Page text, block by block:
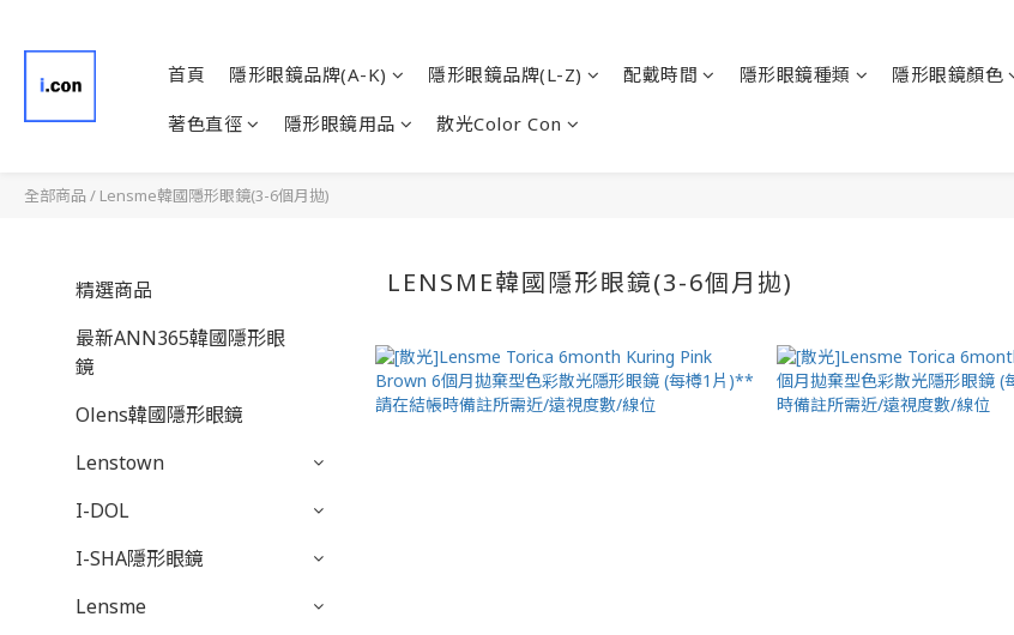
首頁 隱形眼鏡品牌(A-K) 隱形眼鏡品牌(L-Z) 配戴時間 隱形眼鏡種類 隱形眼鏡顏色
著色直徑 隱形眼鏡用品 散光Color Con
全部商品 / Lensme韓國隱形眼鏡(3-6個月拋)
精選商品
最新ANN365韓國隱形眼
鏡
Olens韓國隱形眼鏡
Lenstown
I-DOL
I-SHA隱形眼鏡
Lensme
LENSME韓國隱形眼鏡(3-6個月拋)